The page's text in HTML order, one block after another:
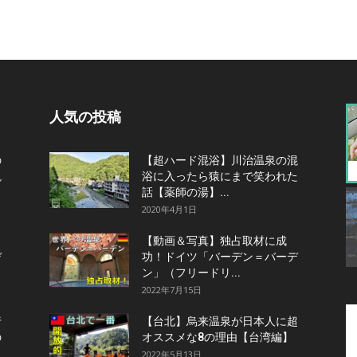
人気の投稿
【超ハード混浴】川治温泉の混
浴に入ったら猿にまで笑われた
話【薬師の湯】...
2020年4月1日
【動画＆写真】独占取材に成
功！ドイツ「バーデン＝バーデ
ン」（フリードリ...
2022年7月15日
【台北】烏来温泉が日本人に超
オススメな8の理由【台湾編】
2022年5月13日